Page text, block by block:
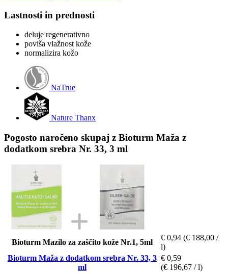
Lastnosti in prednosti
deluje regenerativno
poviša vlažnost kože
normalizira kožo
NaTrue
Nature Thanx
Pogosto naročeno skupaj z Bioturm Maža z
dodatkom srebra Nr. 33, 3 ml
Bioturm Mazilo za zaščito kože Nr.1, 5ml
€ 0,94 (€ 188,00 /
l)
Bioturm Maža z dodatkom srebra Nr. 33, 3
ml
€ 0,59
(€ 196,67 / l)